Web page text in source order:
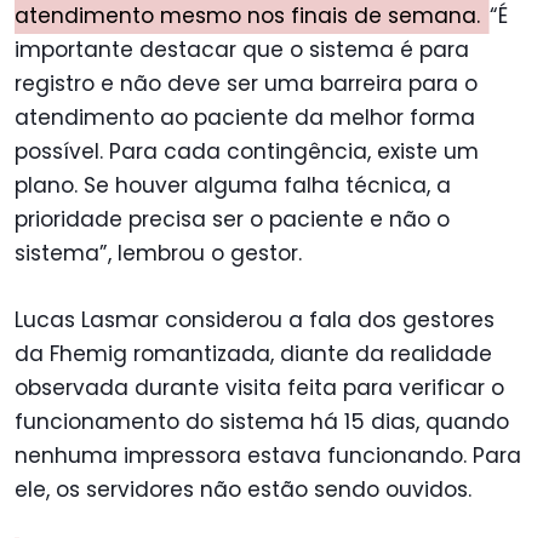
atendimento mesmo nos finais de semana. “É
importante destacar que o sistema é para
registro e não deve ser uma barreira para o
atendimento ao paciente da melhor forma
possível. Para cada contingência, existe um
plano. Se houver alguma falha técnica, a
prioridade precisa ser o paciente e não o
sistema”, lembrou o gestor.
Lucas Lasmar considerou a fala dos gestores
da Fhemig romantizada, diante da realidade
observada durante visita feita para verificar o
funcionamento do sistema há 15 dias, quando
nenhuma impressora estava funcionando. Para
ele, os servidores não estão sendo ouvidos.